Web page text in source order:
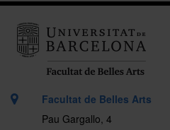
Facultat de Belles Arts
Pau Gargallo, 4